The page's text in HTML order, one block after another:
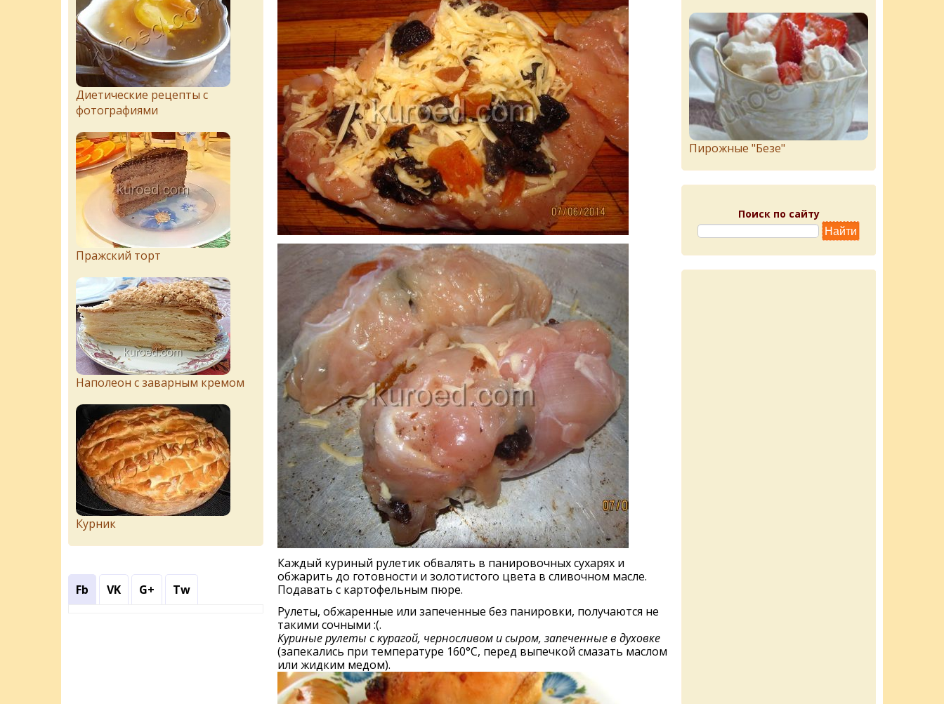
Каждый куриный рулетик обвалять в панировочных сухарях и
обжарить до готовности и золотистого цвета в сливочном масле.
Подавать с картофельным пюре.
Рулеты, обжаренные или запеченные без панировки, получаются не
такими сочными :(.
Куриные рулеты с курагой, черносливом и сыром, запеченные в духовке
(запекались при температуре 160°С, перед выпечкой смазать маслом
или жидким медом).
Диетические рецепты с
фотографиями
Пражский торт
Наполеон с заварным кремом
Курник
Fb VK G+ Tw
Пирожныe "Бeзe"
Поиск по сайту